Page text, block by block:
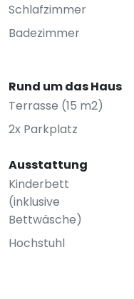
Schlafzimmer
Badezimmer
Rund um das Haus
Terrasse (15 m2)
2x Parkplatz
Ausstattung
Kinderbett
(inklusive
Bettwäsche)
Hochstuhl